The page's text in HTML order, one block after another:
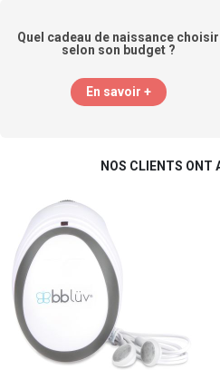
Quel cadeau de naissance choisir
selon son budget ?
En savoir +
NOS CLIENTS ONT